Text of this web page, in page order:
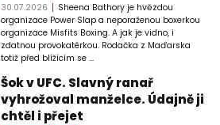
30.07.2026
Sheena Bathory je hvězdou
organizace Power Slap a neporaženou boxerkou
organizace Misfits Boxing. A jak je vidno, i
zdatnou provokatérkou. Rodačka z Maďarska
totiž před blížícím se ...
Šok v UFC. Slavný ranař
vyhrožoval manželce. Údajně ji
chtěl i přejet